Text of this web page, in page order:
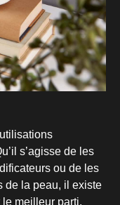
s’agisse de les
ou de les
de la peau, il existe
le meilleur parti.